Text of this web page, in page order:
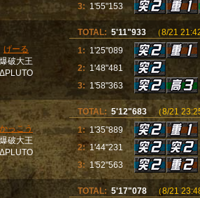
3: 1'55"153
げーる
爆破大王
ΔPLUTO
TOTAL: 5'11"933
（8/21
1: 1'25"089
2: 1'48"481
3: 1'58"363
かっこう
爆破大王
ΔPLUTO
TOTAL: 5'12"683
（8/21
1: 1'35"889
2: 1'44"231
3: 1'52"563
TOTAL: 5'17"078 （8/21